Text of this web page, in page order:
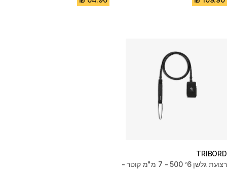
TRIBORD
רצועת גלשן 6’ 500 - 7 מ"מ קוטר -